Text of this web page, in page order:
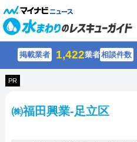
掲載業者 1,422業者相談件数
PR
㈱福田興業-足立区